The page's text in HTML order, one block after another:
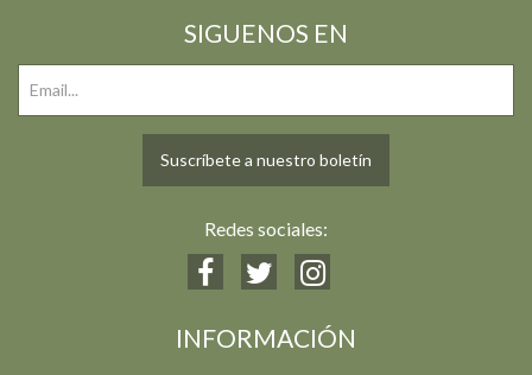
SIGUENOS EN
Suscríbete a nuestro boletín
Redes sociales:
INFORMACIÓN